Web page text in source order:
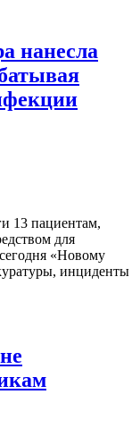
нанесла
13 пациентам,
для
«Новому
инциденты